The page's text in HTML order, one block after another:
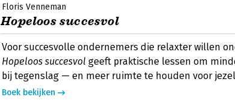
Floris Venneman
Hopeloos succesvol
Voor succesvolle ondernemers die relaxter willen
Hopeloos succesvol geeft praktische lessen om
bij tegenslag — en meer ruimte te houden voor
Boek bekijken